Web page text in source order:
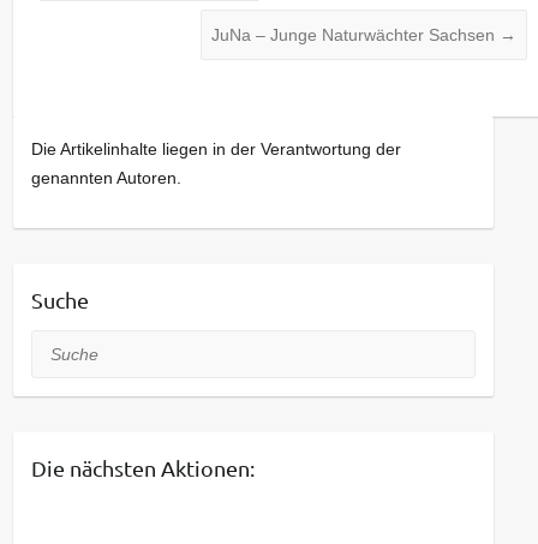
JuNa – Junge Naturwächter Sachsen →
Die Artikelinhalte liegen in der Verantwortung der
genannten Autoren.
Suche
Suche
Die nächsten Aktionen: